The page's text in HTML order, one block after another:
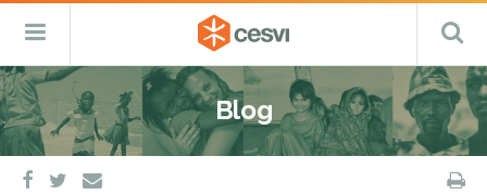
Salta
al
contenuto
CESVI
Fondazione
–
ETS
Cooperazione,
Emergenza
e
Sviluppo
Menu
Blog
facebook
twitter
e-